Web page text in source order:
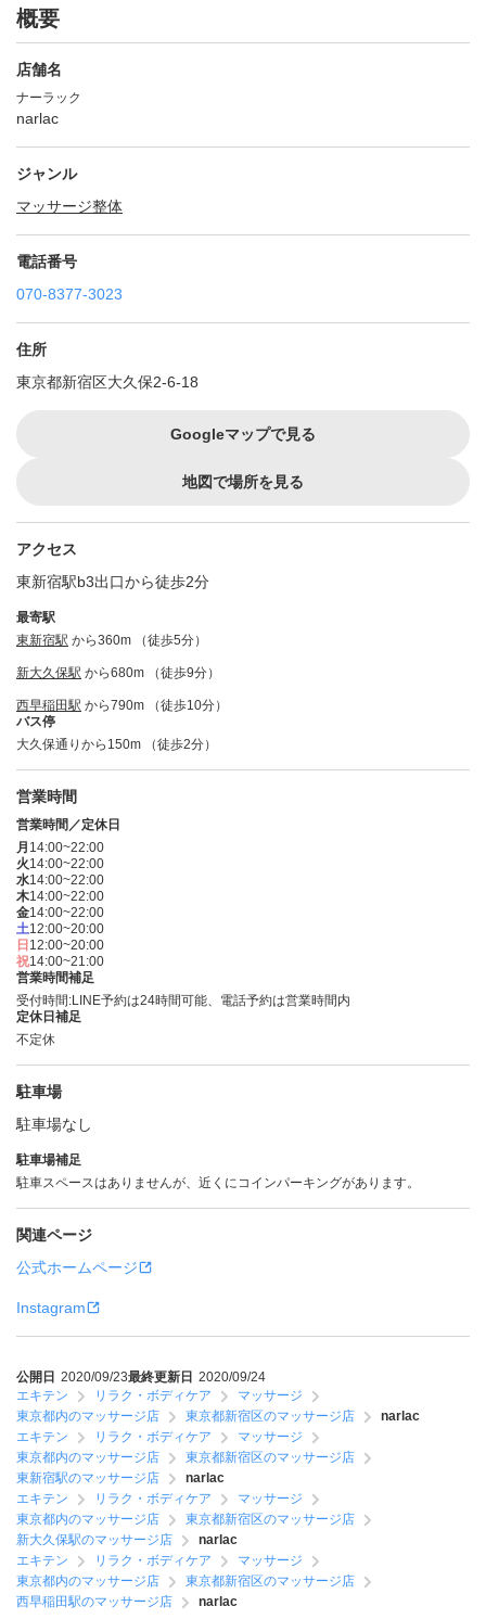
概要
店舗名
ナーラック
narlac
ジャンル
マッサージ整体
電話番号
070-8377-3023
住所
東京都新宿区大久保2-6-18
Googleマップで見る
地図で場所を見る
アクセス
東新宿駅b3出口から徒歩2分
最寄駅
東新宿駅 から360m （徒歩5分）
新大久保駅 から680m （徒歩9分）
西早稲田駅 から790m （徒歩10分）
バス停
大久保通りから150m （徒歩2分）
営業時間
営業時間／定休日
月 14:00~22:00
火14:00~22:00
水14:00~22:00
木14:00~22:00
金14:00~22:00
土12:00~20:00
日 12:00~20:00
祝14:00~21:00
営業時間補足
受付時間:LINE予約は24時間可能、電話予約は営業時間内
定休日補足
不定休
駐車場
駐車場なし
駐車場補足
駐車スペースはありませんが、近くにコインパーキングがあります。
関連ページ
公式ホームページ
Instagram
公開日 2020/09/23最終更新日 2020/09/24
エキテン
リラク・ボディケア
マッサージ
東京都内のマッサージ店
東京都新宿区のマッサージ店
narlac
エキテン
リラク・ボディケア
マッサージ
東京都内のマッサージ店
東京都新宿区のマッサージ店
東新宿駅のマッサージ店
narlac
エキテン
リラク・ボディケア
マッサージ
東京都内のマッサージ店
東京都新宿区のマッサージ店
新大久保駅のマッサージ店
narlac
エキテン
リラク・ボディケア
マッサージ
東京都内のマッサージ店
東京都新宿区のマッサージ店
西早稲田駅のマッサージ店
narlac